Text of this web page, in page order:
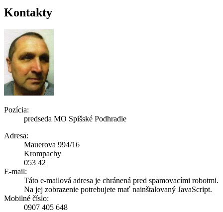
Kontakty
Pozícia:
predseda MO Spišské Podhradie
Adresa:
Mauerova 994/16
Krompachy
053 42
E-mail:
Táto e-mailová adresa je chránená pred spamovacími robotmi.
Na jej zobrazenie potrebujete mať nainštalovaný JavaScript.
Mobilné číslo:
0907 405 648